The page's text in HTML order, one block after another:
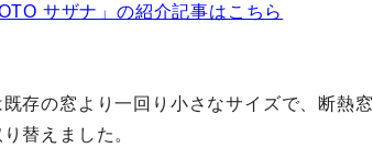
サザナ」の紹介記事はこちら
既存の窓より一回り小さなサイズで、断熱窓
替えました。